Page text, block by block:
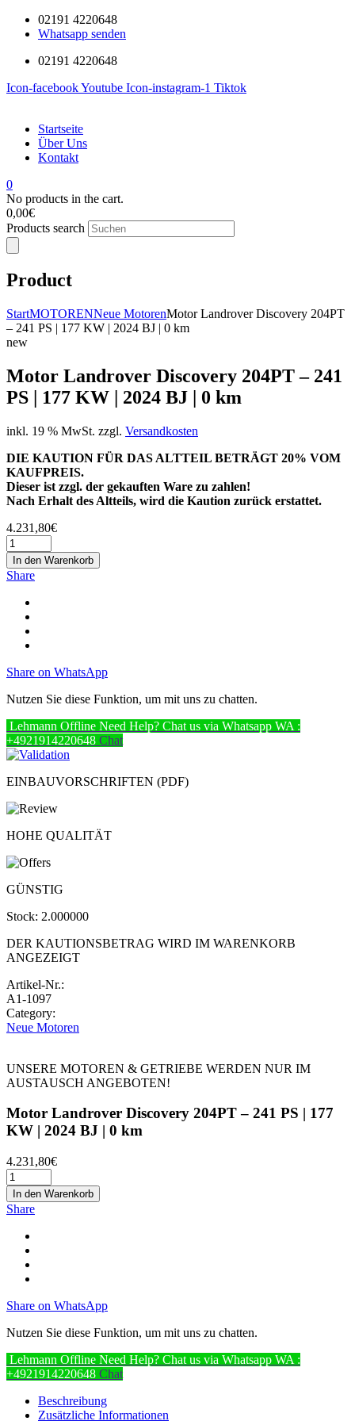
02191 4220648
Whatsapp senden
02191 4220648
Icon-facebookYoutube Icon-instagram-1 Tiktok
Startseite
Über Uns
Kontakt
0
No products in the cart.
0,00€
Products search
Product
StartMOTORENNeue MotorenMotor Landrover Discovery 204PT
– 241 PS | 177 KW | 2024 BJ | 0 km
new
Motor Landrover Discovery 204PT – 241
PS | 177 KW | 2024 BJ | 0 km
inkl. 19 % MwSt. zzgl. Versandkosten
DIE KAUTION FÜR DAS ALTTEIL BETRÄGT 20% VOM
KAUFPREIS.
Dieser ist zzgl. der gekauften Ware zu zahlen!
Nach Erhalt des Altteils, wird die Kaution zurück erstattet.
4.231,80€
In den Warenkorb
Share
Share on WhatsApp
Nutzen Sie diese Funktion, um mit uns zu chatten.
Lehmann Offline Need Help? Chat us via Whatsapp WA :
+4921914220648 Chat
EINBAUVORSCHRIFTEN (PDF)
HOHE QUALITÄT
GÜNSTIG
Stock: 2.000000
DER KAUTIONSBETRAG WIRD IM WARENKORB
ANGEZEIGT
Artikel-Nr.:
A1-1097
Category:
Neue Motoren
UNSERE MOTOREN & GETRIEBE WERDEN NUR IM
AUSTAUSCH ANGEBOTEN!
Motor Landrover Discovery 204PT – 241 PS | 177
KW | 2024 BJ | 0 km
4.231,80€
In den Warenkorb
Share
Share on WhatsApp
Nutzen Sie diese Funktion, um mit uns zu chatten.
Lehmann Offline Need Help? Chat us via Whatsapp WA :
+4921914220648 Chat
Beschreibung
Zusätzliche Informationen